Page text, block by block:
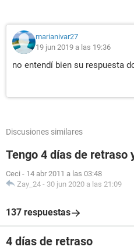
marianivar27
19 jun 2019 a las 19:36
no entendí bien su respuesta
Discusiones similares
Tengo 4 días de retraso
Ceci - 14 abr 2011 a las 03:48
Zay_24 - 30 jun 2020 a las 21:09
137 respuestas
4 días de retraso